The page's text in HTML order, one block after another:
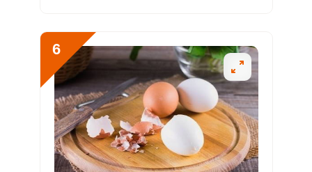
Молибден 24.1 мкг 6.9 8.6
6